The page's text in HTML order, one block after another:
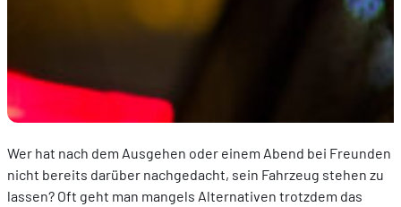
Wer hat nach dem Ausgehen oder einem Abend bei Freunden
nicht bereits darüber nachgedacht, sein Fahrzeug stehen zu
lassen? Oft geht man mangels Alternativen trotzdem das